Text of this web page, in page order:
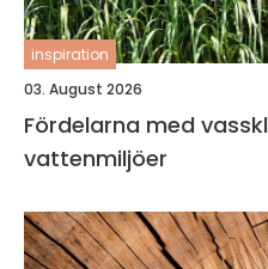
inspiration
03. August 2026
Fördelarna med
vattenmiljöer